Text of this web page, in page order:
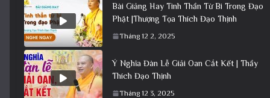
Bài Giảng Hay Tinh Thần Từ Bi Trong Đạo
Phật |Thượng Tọa Thích Đạo Thịnh
Tháng 12 2, 2025
Ý Nghĩa Đàn Lễ Giải Oan Cắt Kết | Thầy
Thích Đạo Thịnh
Tháng 12 3, 2025